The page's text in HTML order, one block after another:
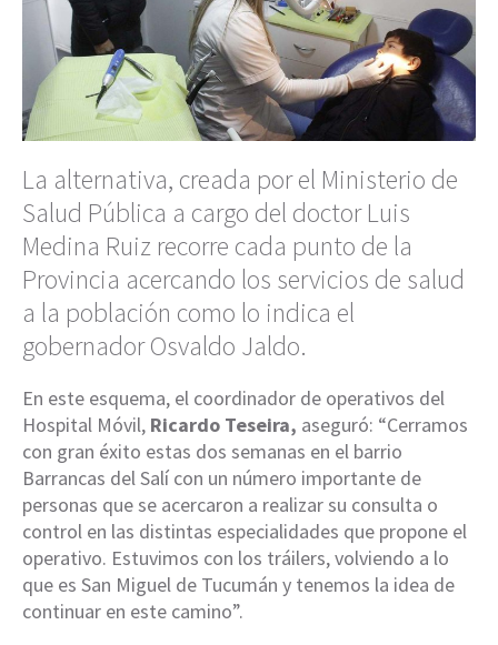
La alternativa, creada por el Ministerio de
Salud Pública a cargo del doctor Luis
Medina Ruiz recorre cada punto de la
Provincia acercando los servicios de salud
a la población como lo indica el
gobernador Osvaldo Jaldo.
En este esquema, el coordinador de operativos del
Hospital Móvil, Ricardo Teseira, aseguró: “Cerramos
con gran éxito estas dos semanas en el barrio
Barrancas del Salí con un número importante de
personas que se acercaron a realizar su consulta o
control en las distintas especialidades que propone el
operativo. Estuvimos con los tráilers, volviendo a lo
que es San Miguel de Tucumán y tenemos la idea de
continuar en este camino”.